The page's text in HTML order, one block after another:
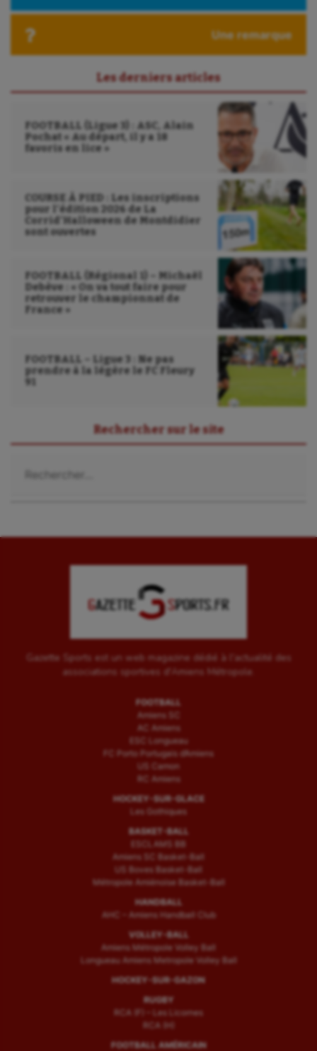
Ultimate frisbee
Voile
Wakeboard
Water-polo
Une remarque
Les derniers articles
FOOTBALL (Ligue 3) : ASC, Alain
Pochat « Au départ, il y a 18
favoris en lice »
COURSE À PIED : Les inscriptions
pour l’édition 2026 de La
Corrid’Halloween de Montdidier
sont ouvertes
FOOTBALL (Régional 1) – Michaël
Debève : « On va tout faire pour
retrouver le championnat de
France »
FOOTBALL – Ligue 3 : Ne pas
prendre à la légère le FC Fleury
91
Rechercher sur le site
Gazette Sports est un web magazine dédié à l'actualité des
associations sportives d'Amiens Métropole.
FOOTBALL
Amiens SC
AC Amiens
ESC Longueau
FC Porto Portugais d’Amiens
US Camon
RC Amiens
HOCKEY-SUR-GLACE
Les Gothiques
BASKET-BALL
ESCLAMS BB
Amiens SC Basket-Ball
US Boves Basket-Ball
Métropole Amiénoise Basket-Ball
HANDBALL
AHC – Amiens Handball Club
VOLLEY-BALL
Amiens Métropole Volley Ball
Longueau Amiens Metropole Volley Ball
HOCKEY-SUR-GAZON
RUGBY
RCA (F) – Les Licornes
RCA (H)
FOOTBALL AMÉRICAIN